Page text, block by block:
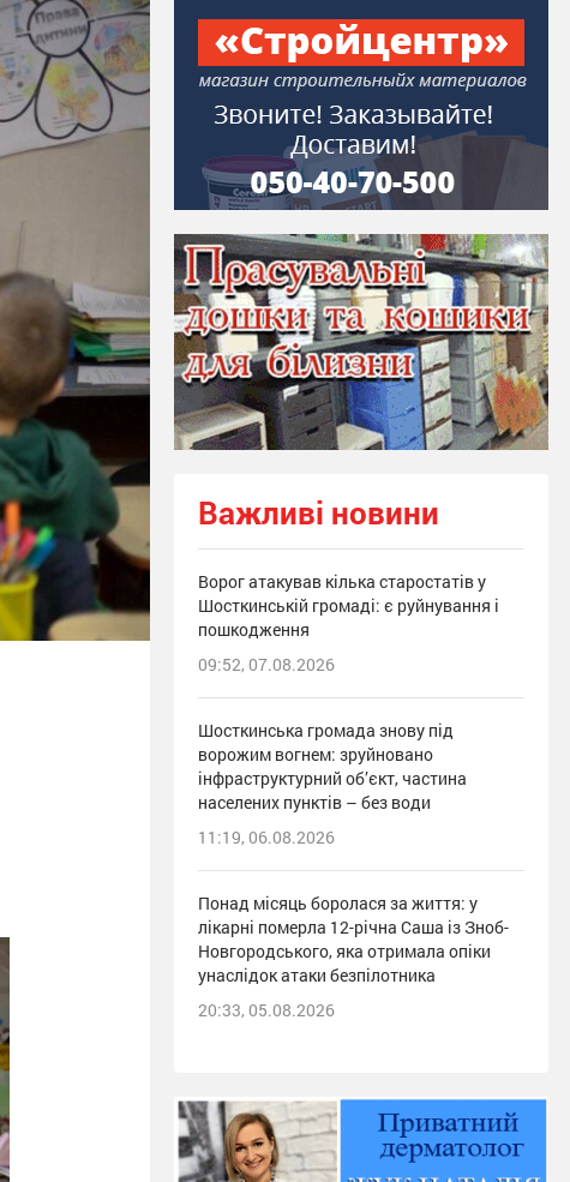
Важливі новини
Ворог атакував кілька старостатів у
Шосткинській громаді: є руйнування і
пошкодження
09:52, 07.08.2026
Шосткинська громада знову під
ворожим вогнем: зруйновано
інфраструктурний об’єкт, частина
населених пунктів – без води
11:19, 06.08.2026
Понад місяць боролася за життя: у
лікарні померла 12-річна Саша із Зноб-
Новгородського, яка отримала опіки
унаслідок атаки безпілотника
20:33, 05.08.2026